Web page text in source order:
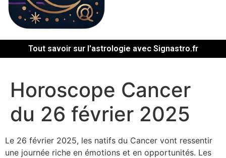
Tout savoir sur l'astrologie avec Signastro.fr
Horoscope Cancer
du 26 février 2025
Le 26 février 2025, les natifs du Cancer vont ressentir
une journée riche en émotions et en opportunités. Les